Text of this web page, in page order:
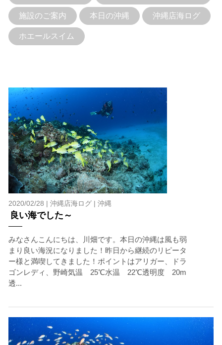
施設のご案内 本日の沖縄 沖縄店海ログ
ホエールスイム
2020/02/28 | 沖縄店海ログ| 沖縄
良い海でした～
みなさんこんにちは、川畑です。本日の沖縄は風も弱
まり良い海況になりました！昨日から継続のリピータ
ー様と満喫してきました！ポイントはアリガー、ドラ
ゴンレディ、野崎気温 25℃水温 22℃透明度 20m
透...
当ツアーの手順と注意点
1.スイム開始の判断
ントリーを行わない場合があります。
2.人数制限とエントリー順